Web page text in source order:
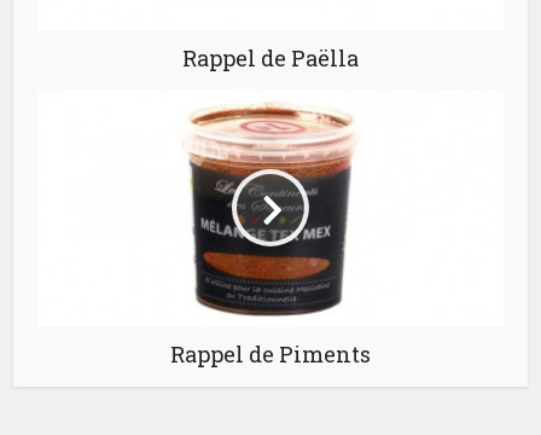
Rappel de Paëlla
Rappel de Piments